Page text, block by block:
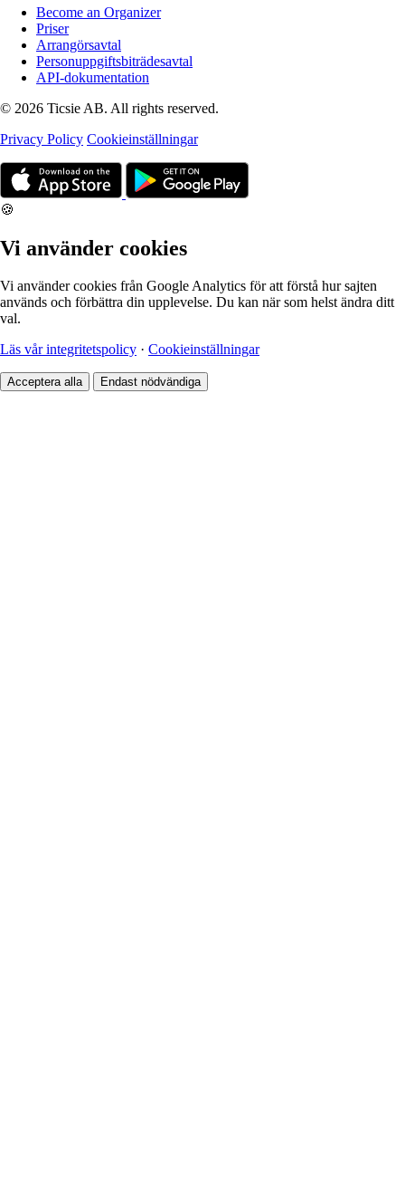
Become an Organizer
Priser
Arrangörsavtal
Personuppgiftsbiträdesavtal
API-dokumentation
© 2026 Ticsie AB. All rights reserved.
Privacy Policy Cookieinställningar
🍪
Vi använder cookies
Vi använder cookies från Google Analytics för att förstå hur sajten
används och förbättra din upplevelse. Du kan när som helst ändra ditt
val.
Läs vår integritetspolicy · Cookieinställningar
Acceptera alla Endast nödvändiga